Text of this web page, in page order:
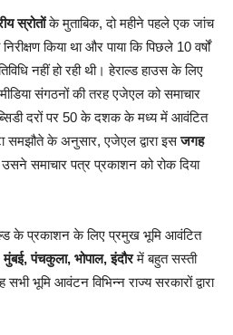
स्रोतोंके मुताबिक, दो महीने पहले एक जांच
किया था और पाया कि पिछले 10 वर्षों
नहीं हो रही थी। हेराल्ड हाउस के लिए
संगठनों की तरह एजेएल को समाचार
दरों पर 50 के दशक के मध्य में आवंटित
समझौते के अनुसार, एजेएल द्वारा इसजगह
समाचार पत्र प्रकाशन को रोक दिया
के प्रकाशन के लिए प्रमुख भूमि आवंटित
पंचकुला, भोपाल, इंदौरमें बहुत सस्ती
भूमि आवंटन विभिन्न राज्य सरकारों द्वारा